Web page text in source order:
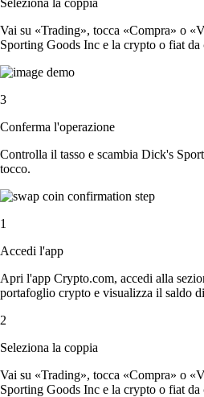
Seleziona la coppia
Vai su «Trading», tocca «Compra» o
Sporting Goods Inc e la crypto o fiat da
3
Conferma l'operazione
Controlla il tasso e scambia Dick's
tocco.
1
Accedi l'app
Apri l'app Crypto.com, accedi alla
portafoglio crypto e visualizza il saldo
2
Seleziona la coppia
Vai su «Trading», tocca «Compra» o
Sporting Goods Inc e la crypto o fiat da